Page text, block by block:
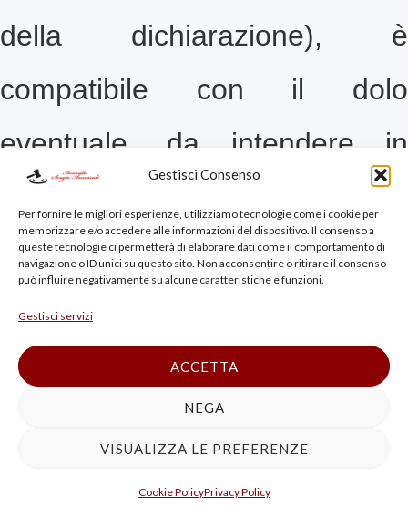
Gestisci Consenso
Per fornire le migliori esperienze, utilizziamo tecnologie come i cookie per
memorizzare e/o accedere alle informazioni del dispositivo. Il consenso a
queste tecnologie ci permetterà di elaborare dati come il comportamento di
navigazione o ID unici su questo sito. Non acconsentire o ritirare il consenso
può influire negativamente su alcune caratteristiche e funzioni.
Gestisci servizi
ACCETTA
NEGA
VISUALIZZA LE PREFERENZE
Cookie PolicyPrivacy Policy
della dichiarazione), è
compatibile con il dolo
eventuale, da intendere in
termini di lucida accettazione,
da parte dell’agente,
dell’evento lesivo, e quindi
anche del fine di evasione o di
indebito rimborso, come